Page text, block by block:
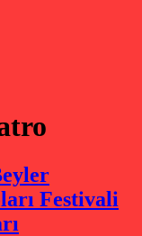
Festivali